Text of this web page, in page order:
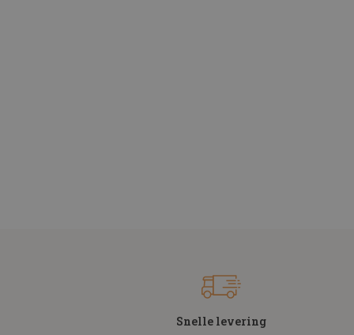
Snelle levering